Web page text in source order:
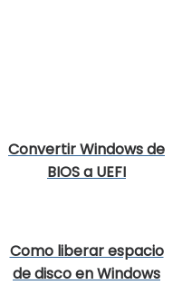
Convertir Windows de
BIOS a UEFI
Como liberar espacio
de disco en Windows